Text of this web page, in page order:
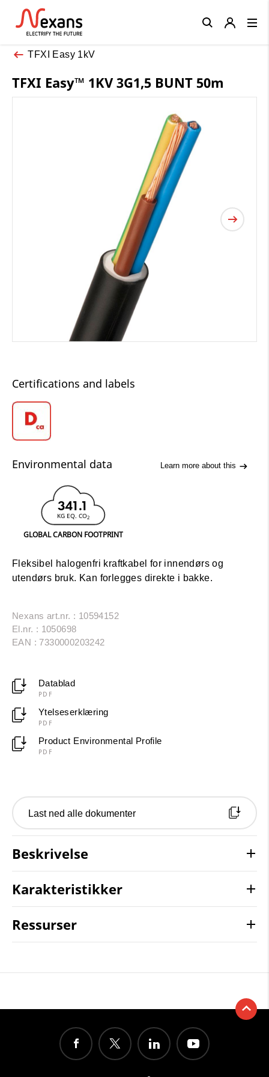
TFXI Easy 1kV
TFXI Easy™ 1KV 3G1,5 BUNT 50m
Certifications and labels
Environmental data Learn more about this
341.1
KG EQ. CO2
GLOBAL CARBON FOOTPRINT
Fleksibel halogenfri kraftkabel for innendørs og
utendørs bruk. Kan forlegges direkte i bakke.
Nexans art.nr. : 10594152
El.nr. : 1050698
EAN : 7330000203242
Datablad
PDF
Ytelseserklæring
PDF
Product Environmental Profile
PDF
Last ned alle dokumenter
Beskrivelse
Karakteristikker
Ressurser
Close